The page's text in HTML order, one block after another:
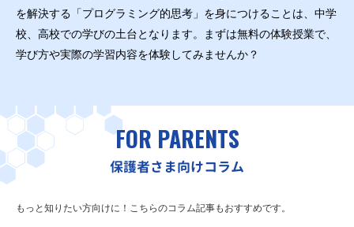
を解決する「プログラミング的思考」を身につけることは、中学
校、高校での学びの土台となります。まずは無料の体験授業で、
学び方や実際の学習内容を体験してみませんか？
FOR PARENTS
保護者さま向けコラム
もっと知りたい方向けに！こちらのコラム記事もおすすめです。